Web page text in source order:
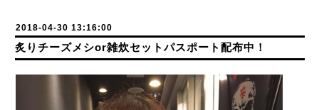
2018-04-30 13:16:00
炙りチーズメシor雑炊セットパスポート配布中！